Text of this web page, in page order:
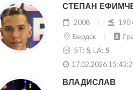
СТЕПАН
2008
190
Бердск
ST: S, LA: S
17.02.2026
ВЛАДИСЛАВ